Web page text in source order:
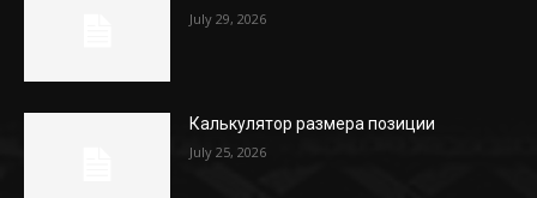
July 29, 2026
Калькулятор размера позиции
July 25, 2026